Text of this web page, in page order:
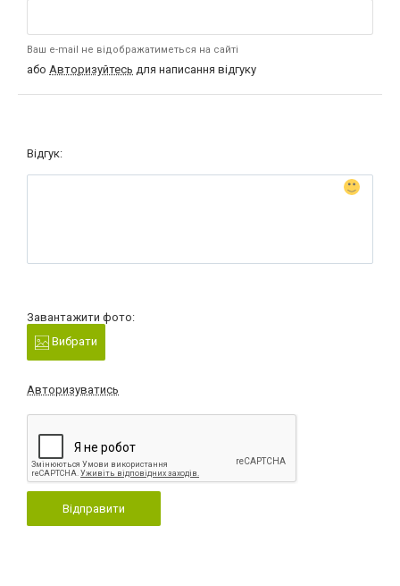
Ваш e-mail не відображатиметься на сайті
або Авторизуйтесь для написання відгуку
Відгук:
Завантажити фото:
Вибрати
Авторизуватись
Відправити